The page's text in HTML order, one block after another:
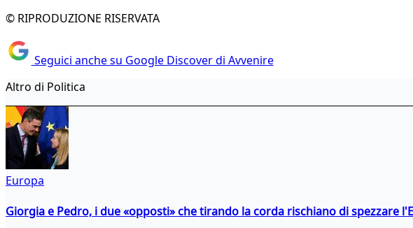
© RIPRODUZIONE RISERVATA
Seguici anche su Google Discover di Avvenire
Altro di Politica
Europa
Giorgia e Pedro, i due «opposti» che tirando la corda rischiano di spezzare